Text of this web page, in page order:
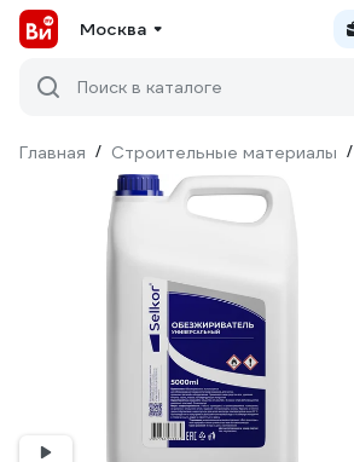
Москва
Поиск в каталоге
Главная / Строительные материалы /